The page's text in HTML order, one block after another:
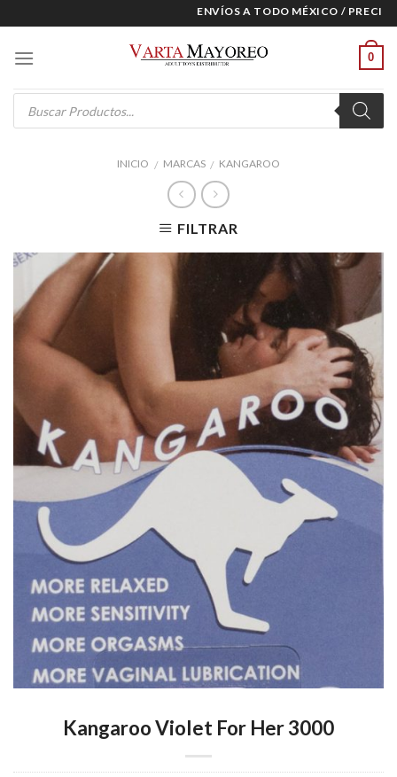
to
content
ENVÍOS A TODO MÉXICO / PRECIOS
0
Products
search
INICIO / MARCAS / KANGAROO
FILTRAR
Kangaroo Violet For Her 3000